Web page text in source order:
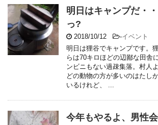
明日はキャンプだ・
っ?
2018/10/12 -イベント
明日は狸谷でキャンプです。
らは70キロほどの辺鄙な田舎
ンビニもない過疎集落。村人
どの動物の方が多いのはたし
いるけれど、 ...
今年もやるよ、男性